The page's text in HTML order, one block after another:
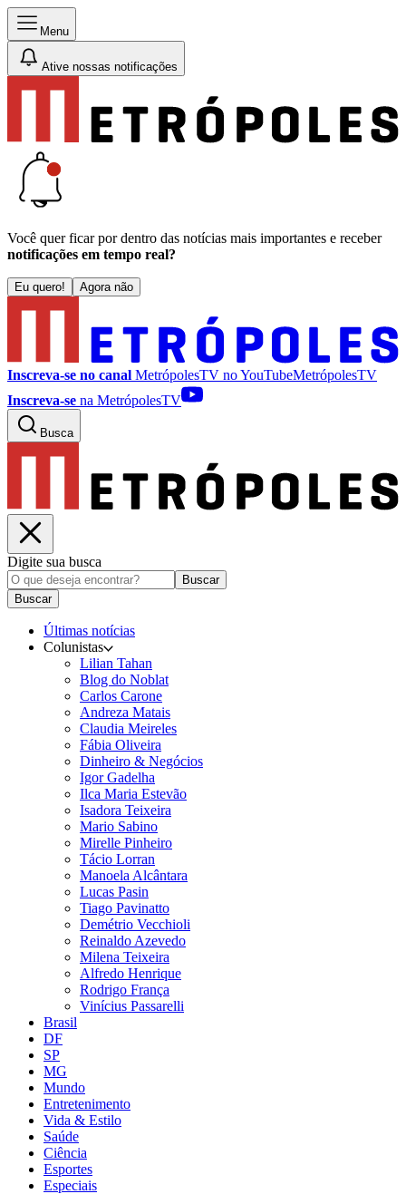
Menu
Ative nossas notificações
Você quer ficar por dentro das notícias mais importantes e receber
notificações em tempo real?
Eu quero! Agora não
Inscreva-se no canal MetrópolesTV noYouTubeMetrópolesTV
Inscreva-se na MetrópolesTV
Busca
Digite sua busca
Buscar
Buscar
Últimas notícias
Colunistas
Lilian Tahan
Blog do Noblat
Carlos Carone
Andreza Matais
Claudia Meireles
Fábia Oliveira
Dinheiro & Negócios
Igor Gadelha
Ilca Maria Estevão
Isadora Teixeira
Mario Sabino
Mirelle Pinheiro
Tácio Lorran
Manoela Alcântara
Lucas Pasin
Tiago Pavinatto
Demétrio Vecchioli
Reinaldo Azevedo
Milena Teixeira
Alfredo Henrique
Rodrigo França
Vinícius Passarelli
Brasil
DF
SP
MG
Mundo
Entretenimento
Vida & Estilo
Saúde
Ciência
Esportes
Especiais